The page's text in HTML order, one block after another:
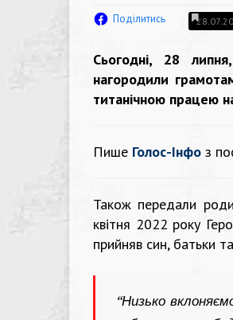
Поділитись
Сьогодні, 28
нагородили
титанічною працею
Пише Голос-Інфо з
Також передали
квітня 2022 року
прийняв син, батьки
“Низько